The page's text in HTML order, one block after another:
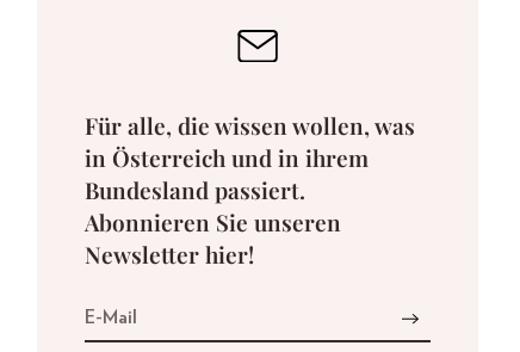
Für alle, die wissen wollen, was
in Österreich und in ihrem
Bundesland passiert.
Abonnieren Sie unseren
Newsletter hier!